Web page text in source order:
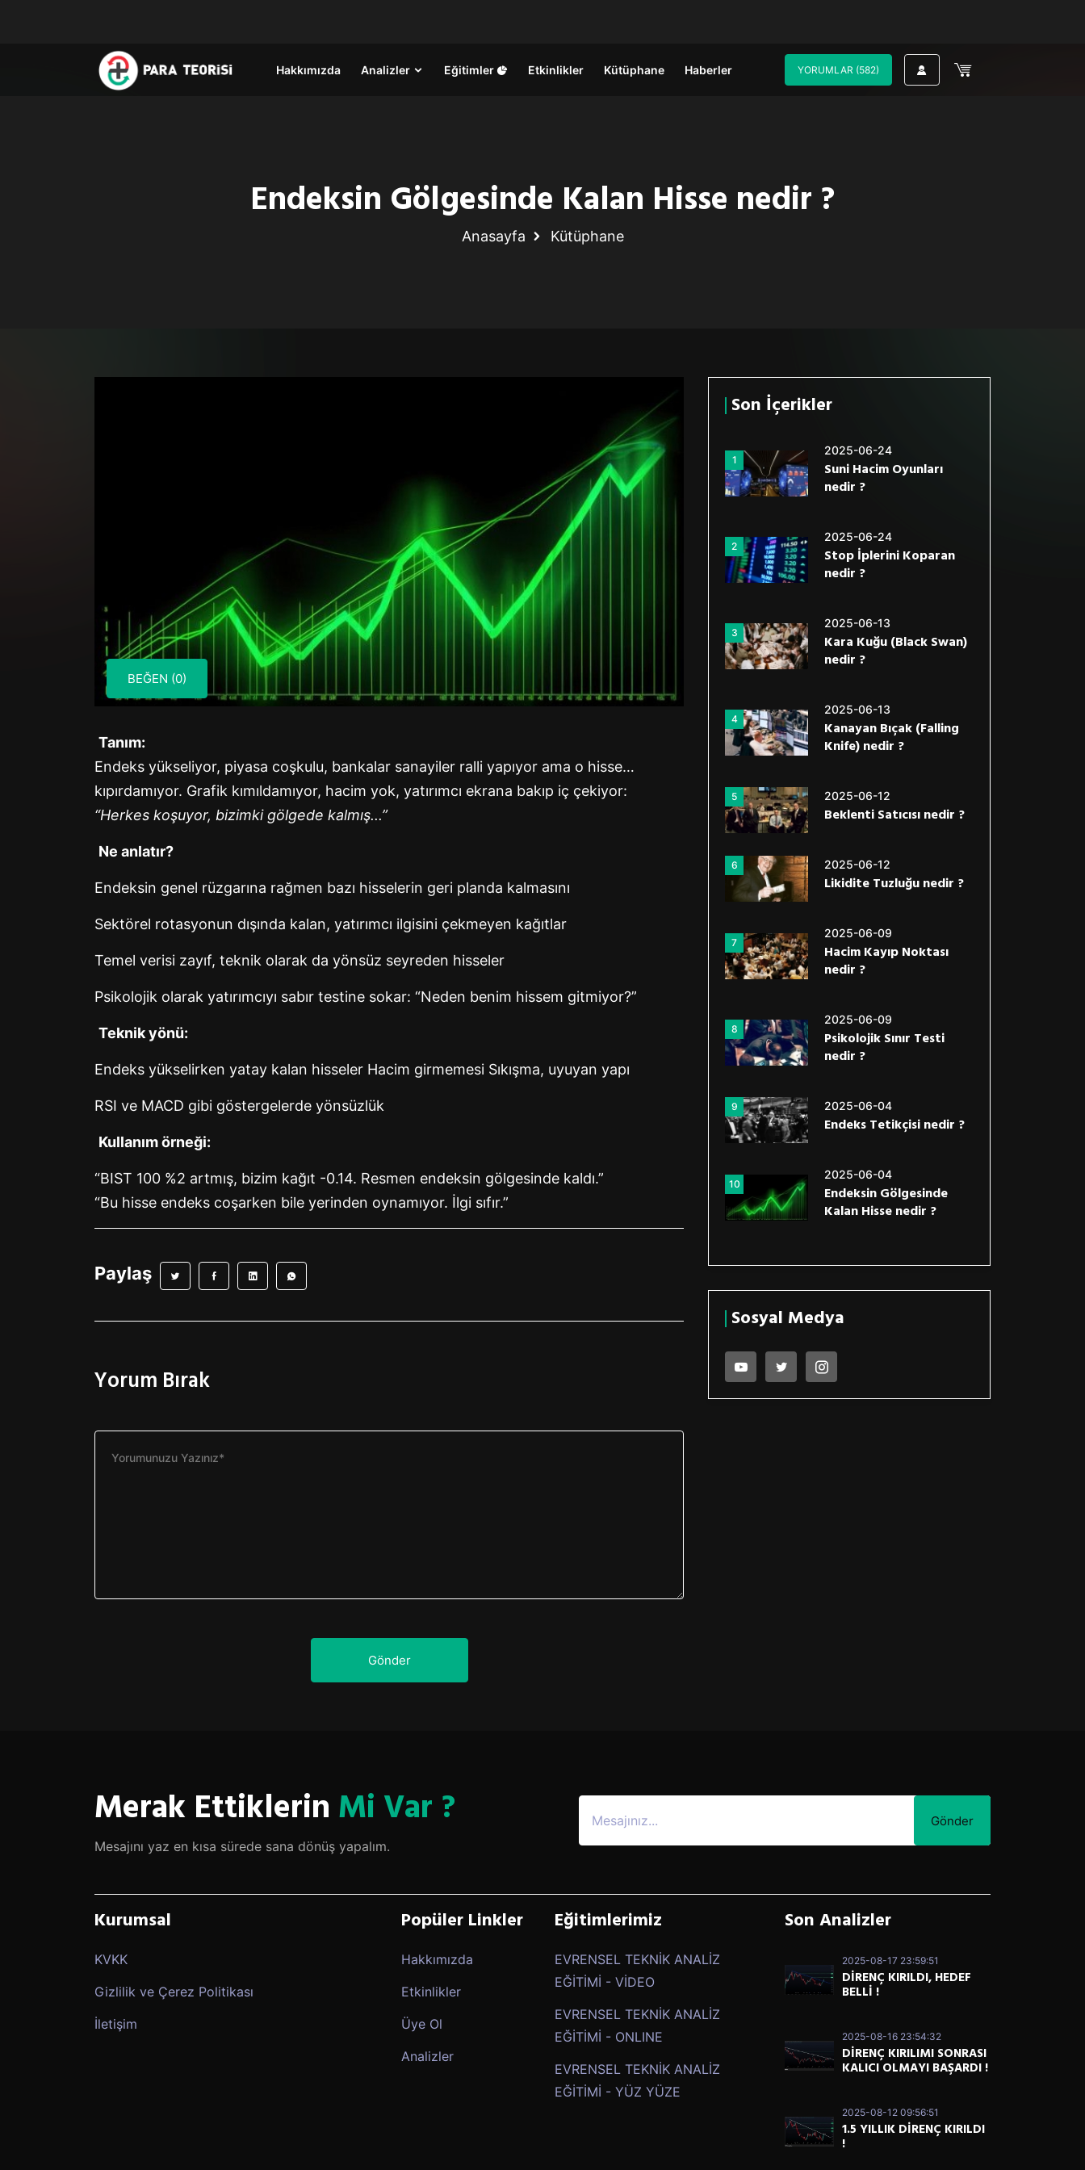
Hakkımızda Analizler Eğitimler Etkinlikler Kütüphane Haberler YORUMLAR (582)
Endeksin Gölgesinde Kalan Hisse nedir ?
Anasayfa Kütüphane
BEĞEN (0)
Tanım:
Endeks yükseliyor, piyasa coşkulu, bankalar sanayiler ralli yapıyor ama o hisse…
kıpırdamıyor. Grafik kımıldamıyor, hacim yok, yatırımcı ekrana bakıp iç çekiyor:
“Herkes koşuyor, bizimki gölgede kalmış...”
Ne anlatır?
Endeksin genel rüzgarına rağmen bazı hisselerin geri planda kalmasını
Sektörel rotasyonun dışında kalan, yatırımcı ilgisini çekmeyen kağıtlar
Temel verisi zayıf, teknik olarak da yönsüz seyreden hisseler
Psikolojik olarak yatırımcıyı sabır testine sokar: “Neden benim hissem gitmiyor?”
Teknik yönü:
Endeks yükselirken yatay kalan hisseler Hacim girmemesi Sıkışma, uyuyan yapı
RSI ve MACD gibi göstergelerde yönsüzlük
Kullanım örneği:
“BIST 100 %2 artmış, bizim kağıt -0.14. Resmen endeksin gölgesinde kaldı.”
“Bu hisse endeks coşarken bile yerinden oynamıyor. İlgi sıfır.”
Paylaş
Yorum Bırak
Gönder
Son İçerikler
1
2025-06-24
Suni Hacim Oyunları
nedir ?
2
2025-06-24
Stop İplerini Koparan
nedir ?
3
2025-06-13
Kara Kuğu (Black Swan)
nedir ?
4
2025-06-13
Kanayan Bıçak (Falling
Knife) nedir ?
5 2025-06-12
Beklenti Satıcısı nedir ?
6 2025-06-12
Likidite Tuzluğu nedir ?
7
2025-06-09
Hacim Kayıp Noktası
nedir ?
8
2025-06-09
Psikolojik Sınır Testi
nedir ?
9 2025-06-04
Endeks Tetikçisi nedir ?
10
2025-06-04
Endeksin Gölgesinde
Kalan Hisse nedir ?
Sosyal Medya
Merak Ettiklerin Mi Var ?
Mesajını yaz en kısa sürede sana dönüş yapalım.
Gönder
Kurumsal
KVKK
Gizlilik ve Çerez Politikası
İletişim
Popüler Linkler
Hakkımızda
Etkinlikler
Üye Ol
Analizler
Eğitimlerimiz
EVRENSEL TEKNİK ANALİZ
EĞİTİMİ - VİDEO
EVRENSEL TEKNİK ANALİZ
EĞİTİMİ - ONLINE
EVRENSEL TEKNİK ANALİZ
EĞİTİMİ - YÜZ YÜZE
Son Analizler
2025-08-17 23:59:51
DİRENÇ KIRILDI, HEDEF
BELLİ !
2025-08-16 23:54:32
DİRENÇ KIRILIMI SONRASI
KALICI OLMAYI BAŞARDI !
2025-08-12 09:56:51
1.5 YILLIK DİRENÇ KIRILDI
!